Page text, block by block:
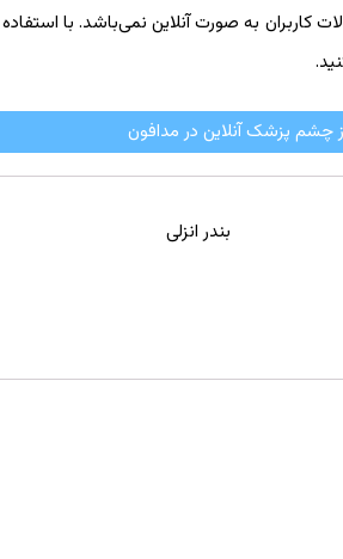
به صورت آنلاین نمی‌باشد. با استفاده
چشم پزشک آنلاین در مدافون
بندر انزلی